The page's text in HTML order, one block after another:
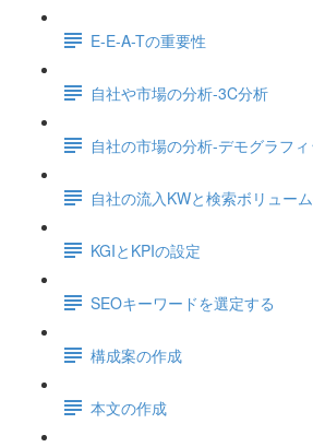
E-E-A-Tの重要性
自社や市場の分析-3C分析
自社の市場の分析-デモグラフ
自社の流入KWと検索ボリュー
KGIとKPIの設定
SEOキーワードを選定する
構成案の作成
本文の作成